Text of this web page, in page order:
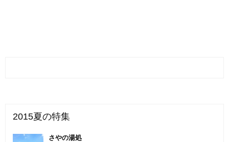
2015夏の特集
さやの湯処